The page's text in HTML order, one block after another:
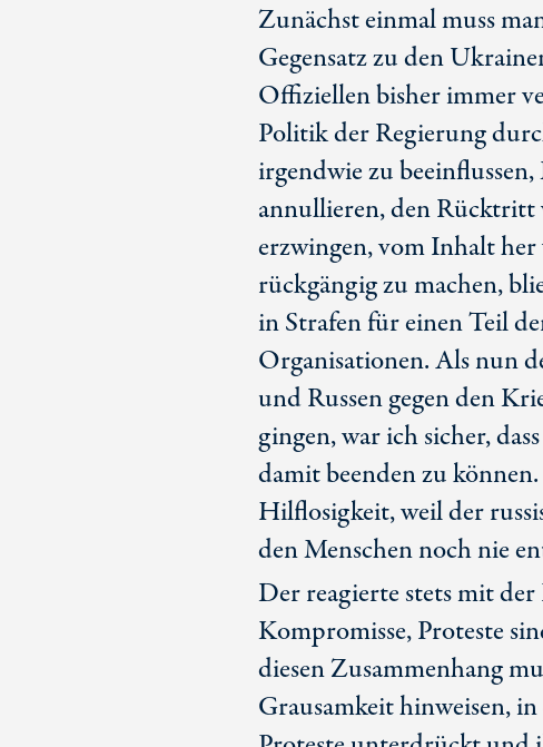
Zunächst einmal muss
Gegensatz zu den
Offiziellen bisher immer
Politik der Regierung
irgendwie zu
annullieren, den
erzwingen, vom Inhalt
rückgängig zu machen,
in Strafen für einen Teil
Organisationen. Als nun
und Russen gegen den
gingen, war ich sicher,
damit beenden zu
Hilflosigkeit, weil der
den Menschen noch nie
Der reagierte stets mit
Kompromisse, Proteste
diesen Zusammenhang
Grausamkeit hinweisen,